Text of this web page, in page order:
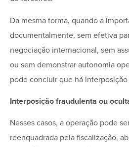
Da mesma forma, quando a
documentalmente, sem efetiva
negociação internacional, sem
ou sem demonstrar autonomia
pode concluir que há
Interposição fraudulenta ou
Nesses casos, a operação pode
reenquadrada pela fiscalização,